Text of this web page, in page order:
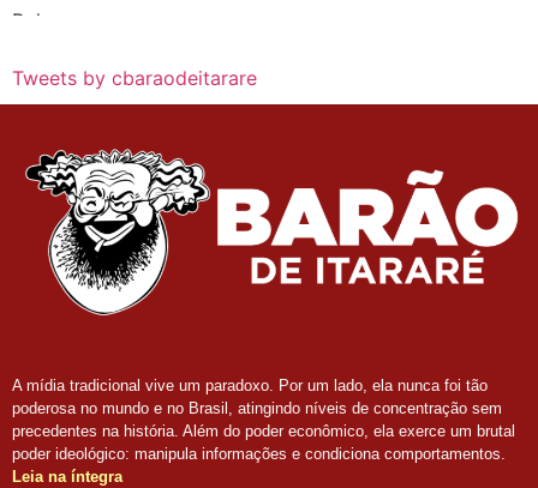
Tweets by cbaraodeitarare
A mídia tradicional vive um paradoxo. Por um lado, ela nunca foi tão
poderosa no mundo e no Brasil, atingindo níveis de concentração sem
precedentes na história. Além do poder econômico, ela exerce um brutal
poder ideológico: manipula informações e condiciona comportamentos.
Leia na íntegra